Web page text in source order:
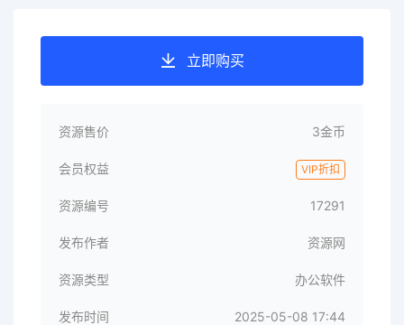
立即购买
资源售价 3金币
会员权益 VIP折扣
资源编号 17291
发布作者 资源网
资源类型 办公软件
发布时间 2025-05-08 17:44